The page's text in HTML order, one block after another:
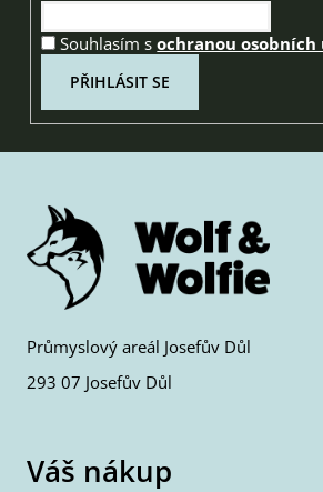
Souhlasím sochranou osobních
PŘIHLÁSIT SE
Průmyslový areál Josefův Důl
293 07 Josefův Důl
Váš nákup